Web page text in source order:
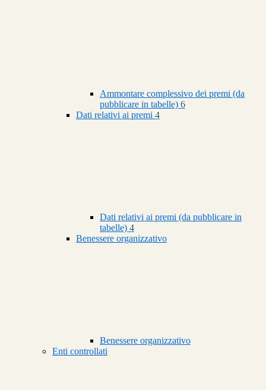
Ammontare complessivo dei premi (da
pubblicare in tabelle) 6
Dati relativi ai premi 4
Dati relativi ai premi (da pubblicare in
tabelle) 4
Benessere organizzativo
Benessere organizzativo
Enti controllati